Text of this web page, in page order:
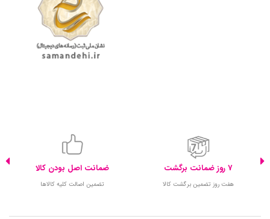
7 روز ضمانت برگشت
هفت روز تضمین برگشت کالا
ضمانت اصل بودن کالا
تضمین اصالت کلیه کالاها